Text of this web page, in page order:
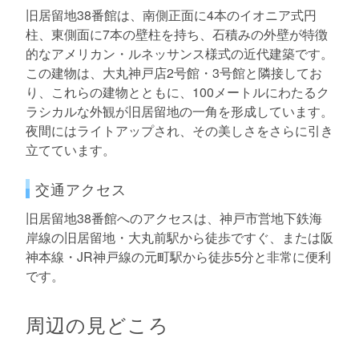
旧居留地38番館は、南側正面に4本のイオニア式円
柱、東側面に7本の壁柱を持ち、石積みの外壁が特徴
的なアメリカン・ルネッサンス様式の近代建築です。
この建物は、大丸神戸店2号館・3号館と隣接してお
り、これらの建物とともに、100メートルにわたるク
ラシカルな外観が旧居留地の一角を形成しています。
夜間にはライトアップされ、その美しさをさらに引き
立てています。
交通アクセス
旧居留地38番館へのアクセスは、神戸市営地下鉄海
岸線の旧居留地・大丸前駅から徒歩ですぐ、または阪
神本線・JR神戸線の元町駅から徒歩5分と非常に便利
です。
周辺の見どころ